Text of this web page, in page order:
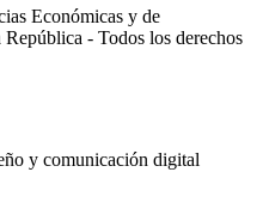
Económicas y de
- Todos los derechos
y comunicación digital